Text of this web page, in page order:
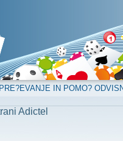
IN POMO?
Adictel